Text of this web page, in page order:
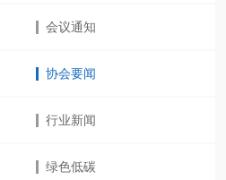
会议通知
协会要闻
行业新闻
绿色低碳